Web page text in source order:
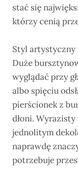
stać się
którzy cenią
Styl artystyczny
Duże
wyglądać przy
albo spięciu
pierścionek z
dłoni.
jednolitym
naprawdę
potrzebuje